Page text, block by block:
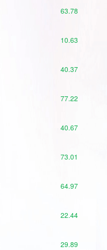
63.78
10.63
40.37
77.22
40.67
73.01
64.97
22.44
29.89